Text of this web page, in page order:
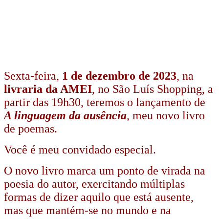
Sexta-feira, 1 de dezembro de 2023, na
livraria da AMEI, no São Luís Shopping, a
partir das 19h30, teremos o lançamento de
A linguagem da ausência, meu novo livro
de poemas.
Você é meu convidado especial.
O novo livro marca um ponto de virada na
poesia do autor, exercitando múltiplas
formas de dizer aquilo que está ausente,
mas que mantém-se no mundo e na